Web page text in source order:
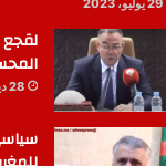
لقجع
28 ديسمبر، 2022